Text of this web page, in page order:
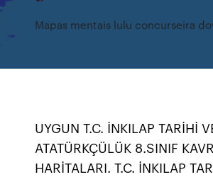
Mapas mentais lulu concurseira
UYGUN T.C. İNKILAP TARİHİ
ATATÜRKÇÜLÜK 8.SINIF
HARİTALARI. T.C. İNKILAP